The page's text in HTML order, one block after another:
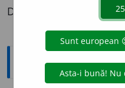
Definiția cu ID-ul 35966:
Explicative DEX